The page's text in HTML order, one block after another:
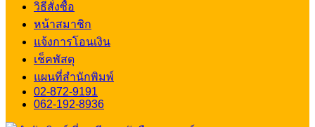
วิธีสั่งซื้อ
หน้าสมาชิก
แจ้งการโอนเงิน
เช็คพัสดุ
แผนที่สำนักพิมพ์
02-872-9191
062-192-8936